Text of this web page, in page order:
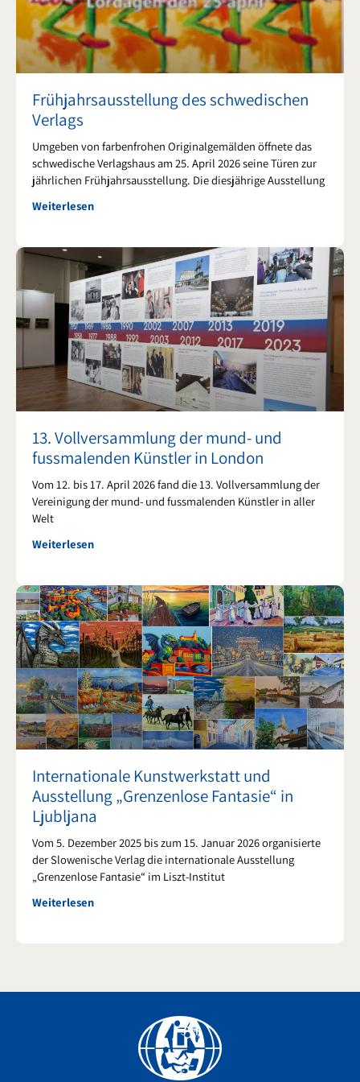
k a
m
Frühjahrsausstellung des schwedischen
Verlags
Umgeben von farbenfrohen Originalgemälden öffnete das
schwedische Verlagshaus am 25. April 2026 seine Türen zur
jährlichen Frühjahrsausstellung. Die diesjährige Ausstellung
Weiterlesen
13. Vollversammlung der mund- und
fussmalenden Künstler in London
Vom 12. bis 17. April 2026 fand die 13. Vollversammlung der
Vereinigung der mund- und fussmalenden Künstler in aller
Welt
Weiterlesen
Internationale Kunstwerkstatt und
Ausstellung „Grenzenlose Fantasie“ in
Ljubljana
Vom 5. Dezember 2025 bis zum 15. Januar 2026 organisierte
der Slowenische Verlag die internationale Ausstellung
„Grenzenlose Fantasie“ im Liszt-Institut
Weiterlesen
Facebook
YouTube
Instagram